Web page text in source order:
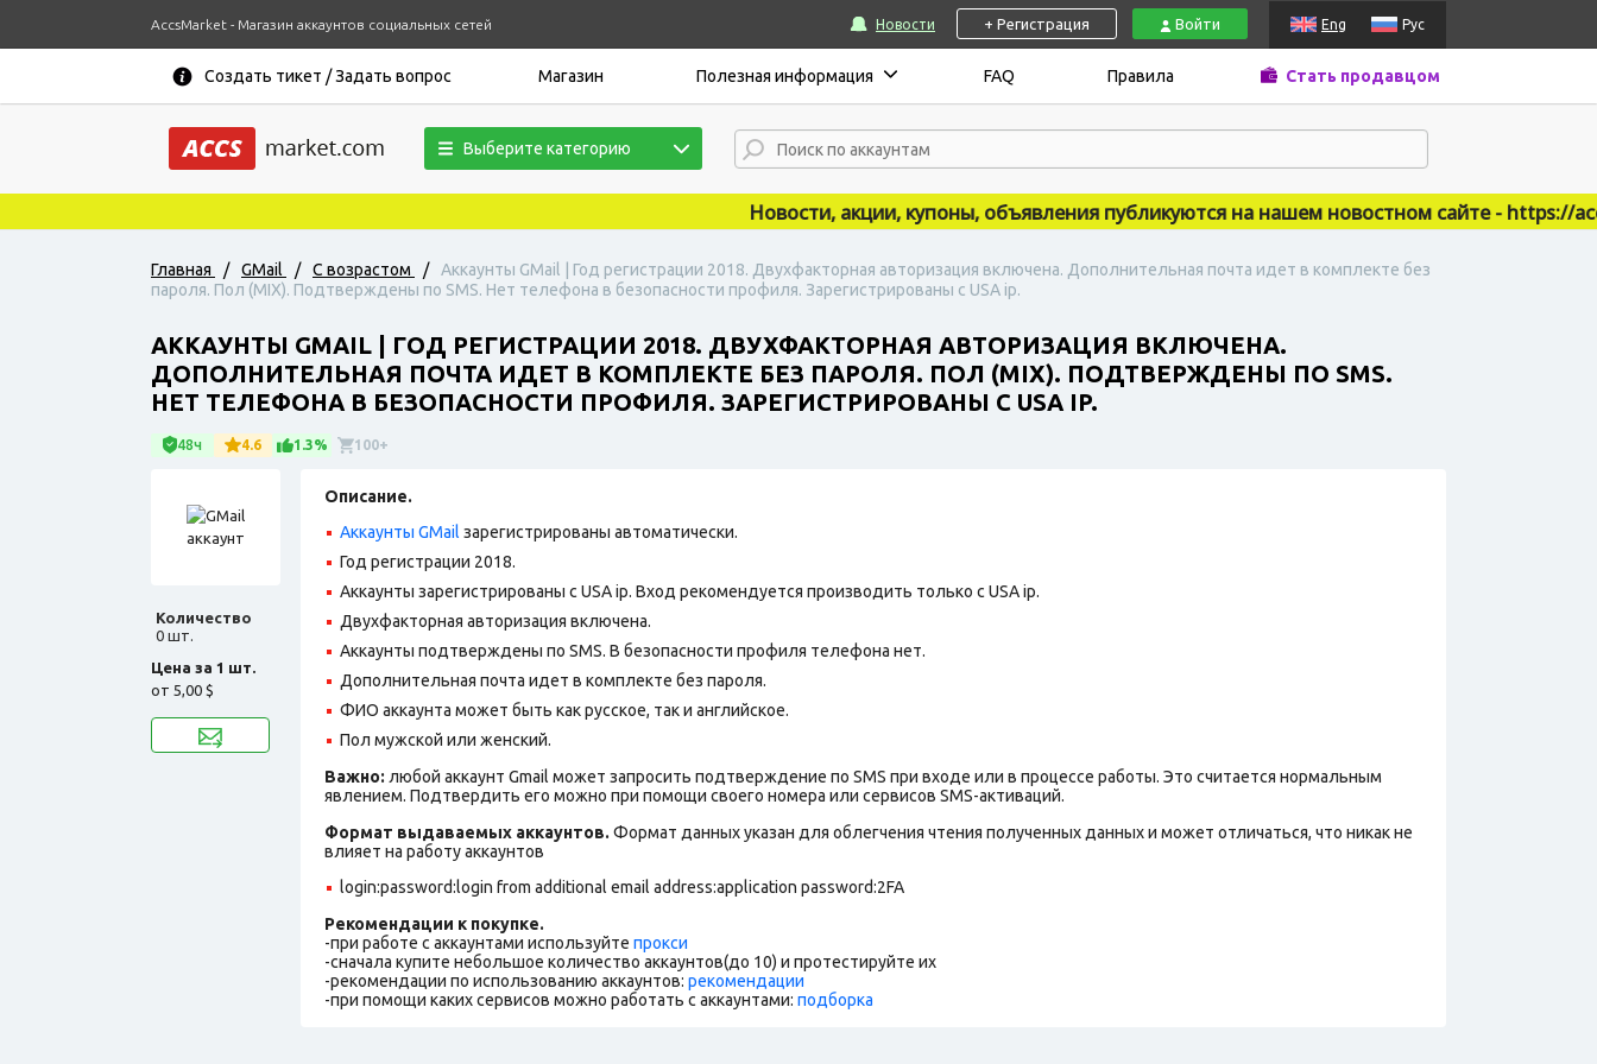
AccsMarket - Магазин аккаунтов социальных сетей Новости + Регистрация Войти Eng Рус
Создать тикет / Задать вопрос Магазин Полезная информация FAQ Правила Стать продавцом
Выберите категорию
Новости, акции, купоны, объявления публикуются на нашем новостном сайте - https://
Главная / GMail / С возрастом /
Аккаунты GMail | Год регистрации 2018. Двухфакторная авторизация включена. Дополнительная почта идет в комплекте без
пароля. Пол (MIX). Подтверждены по SMS. Нет телефона в безопасности профиля. Зарегистрированы с USA ip.
АККАУНТЫ GMAIL | ГОД РЕГИСТРАЦИИ 2018. ДВУХФАКТОРНАЯ АВТОРИЗАЦИЯ ВКЛЮЧЕНА.
ДОПОЛНИТЕЛЬНАЯ ПОЧТА ИДЕТ В КОМПЛЕКТЕ БЕЗ ПАРОЛЯ. ПОЛ (MIX). ПОДТВЕРЖДЕНЫ ПО SMS.
НЕТ ТЕЛЕФОНА В БЕЗОПАСНОСТИ ПРОФИЛЯ. ЗАРЕГИСТРИРОВАНЫ С USA IP.
48ч 4.6 1.3% 100+
Количество
0 шт.
Цена за 1 шт.
от 5,00 $
Описание.
Аккаунты GMail зарегистрированы автоматически.
Год регистрации 2018.
Аккаунты зарегистрированы с USA ip. Вход рекомендуется производить только с USA ip.
Двухфакторная авторизация включена.
Аккаунты подтверждены по SMS. В безопасности профиля телефона нет.
Дополнительная почта идет в комплекте без пароля.
ФИО аккаунта может быть как русское, так и английское.
Пол мужской или женский.
Важно: любой аккаунт Gmail может запросить подтверждение по SMS при входе или в процессе работы. Это считается нормальным
явлением. Подтвердить его можно при помощи своего номера или сервисов SMS-активаций.
Формат выдаваемых аккаунтов. Формат данных указан для облегчения чтения полученных данных и может отличаться, что никак не
влияет на работу аккаунтов
login:password:login from additional email address:application password:2FA
Рекомендации к покупке.
-при работе с аккаунтами используйте прокси
-сначала купите небольшое количество аккаунтов(до 10) и протестируйте их
-рекомендации по использованию аккаунтов: рекомендации
-при помощи каких сервисов можно работать с аккаунтами: подборка